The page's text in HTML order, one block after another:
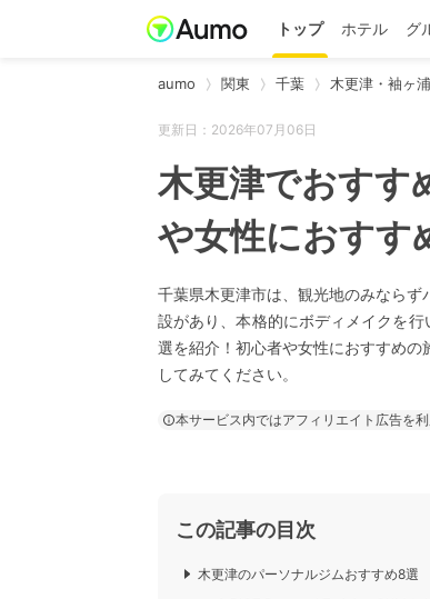
トップ ホテル グ
aumo 関東 千葉 木更津・袖ヶ浦
更新日：2026年07月06日
木更津でおすす
や女性におすす
千葉県木更津市は、観光地のみなら
設があり、本格的にボディメイクを
選を紹介！初心者や女性におすすめ
してみてください。
本サービス内ではアフィリエイト広告を
この記事の目次
木更津のパーソナルジムおすすめ8選